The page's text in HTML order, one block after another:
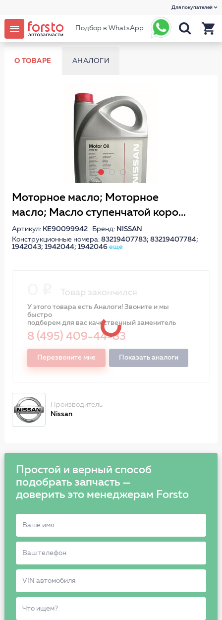
Для покупателей
Подбор в WhatsApp
О ТОВАРЕ АНАЛОГИ
Моторное масло; Моторное
масло; Масло ступенчатой коро...
Артикул: KE90099942Бренд: NISSAN
Конструкционные номера: 83219407783; 83219407784;
1942043; 1942044; 1942046 еще
Товар закончился
У этого товара есть Аналоги! Звоните и мы
быстро
подберем для вас качественный заменитель
8 (495) 409-44-83
Перезвоните мне Показать аналоги
Производитель
Nissan
Простой и верный способ
подобрать запчасть —
доверить это менеджерам Forsto